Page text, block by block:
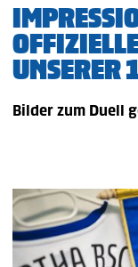
UNSERER
Bilder zum Duell